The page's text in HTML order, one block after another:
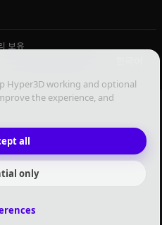
Hyper3D working and optional
the experience, and
all
only
보유